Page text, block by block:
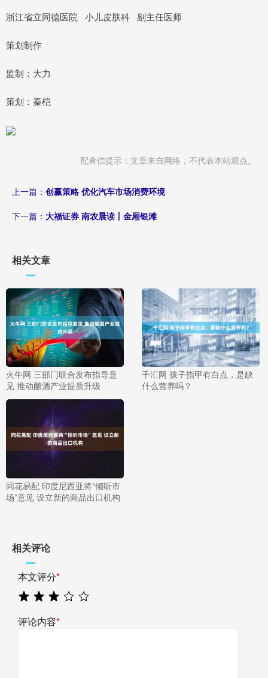
浙江省立同德医院 小儿皮肤科 副主任医师
策划制作
监制：大力
策划：秦桤
配查信提示：文章来自网络，不代表本站观点。
上一篇： 创赢策略 优化汽车市场消费环境
下一篇： 大福证券 南农晨读丨金厢银滩
相关文章
火牛网 三部门联合发布指导意
见 推动酿酒产业提质升级
千汇网 孩子指甲有白点，是缺
什么营养吗？
同花易配 印度尼西亚将“倾听市
场”意见 设立新的商品出口机构
相关评论
本文评分*
评论内容*